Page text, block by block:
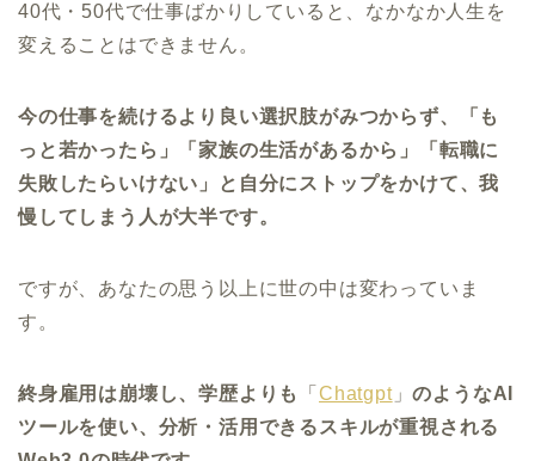
40代・50代で仕事ばかりしていると、なかなか人生を
変えることはできません。
今の仕事を続けるより良い選択肢がみつからず、「も
っと若かったら」「家族の生活があるから」「転職に
失敗したらいけない」と自分にストップをかけて、我
慢してしまう人が大半です。
ですが、あなたの思う以上に世の中は変わっていま
す。
終身雇用は崩壊し、学歴よりも 「Chatgpt」のようなAI
ツールを使い、分析・活用できるスキルが重視される